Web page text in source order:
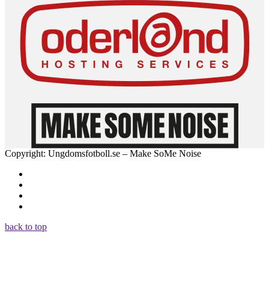
Copyright: Ungdomsfotboll.se – Make SoMe Noise
back to top